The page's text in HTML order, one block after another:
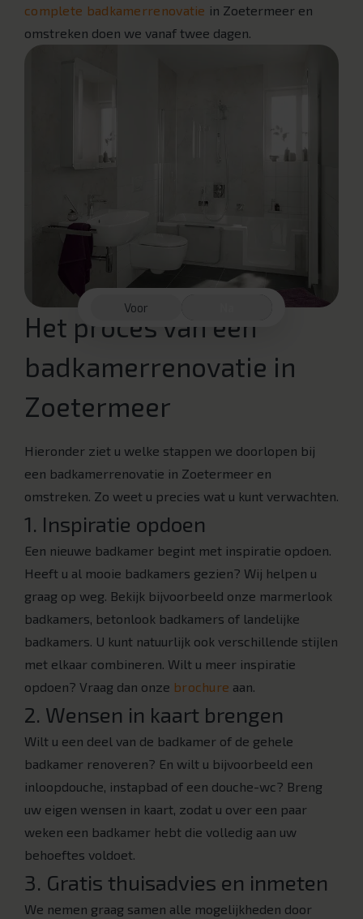
complete badkamerrenovatie in Zoetermeer en
omstreken doen we vanaf twee dagen.
Voor
Het proces van een
badkamerrenovatie in
Zoetermeer
Hieronder ziet u welke stappen we doorlopen bij
een badkamerrenovatie in Zoetermeer en
omstreken. Zo weet u precies wat u kunt verwachten.
1. Inspiratie opdoen
Een nieuwe badkamer begint met inspiratie opdoen.
Heeft u al mooie badkamers gezien? Wij helpen u
graag op weg. Bekijk bijvoorbeeld onze marmerlook
badkamers, betonlook badkamers of landelijke
badkamers. U kunt natuurlijk ook verschillende stijlen
met elkaar combineren. Wilt u meer inspiratie
opdoen? Vraag dan onze brochure aan.
2. Wensen in kaart brengen
Wilt u een deel van de badkamer of de gehele
badkamer renoveren? En wilt u bijvoorbeeld een
inloopdouche, instapbad of een douche-wc? Breng
uw eigen wensen in kaart, zodat u over een paar
weken een badkamer hebt die volledig aan uw
behoeftes voldoet.
3. Gratis thuisadvies en inmeten
We nemen graag samen alle mogelijkheden door